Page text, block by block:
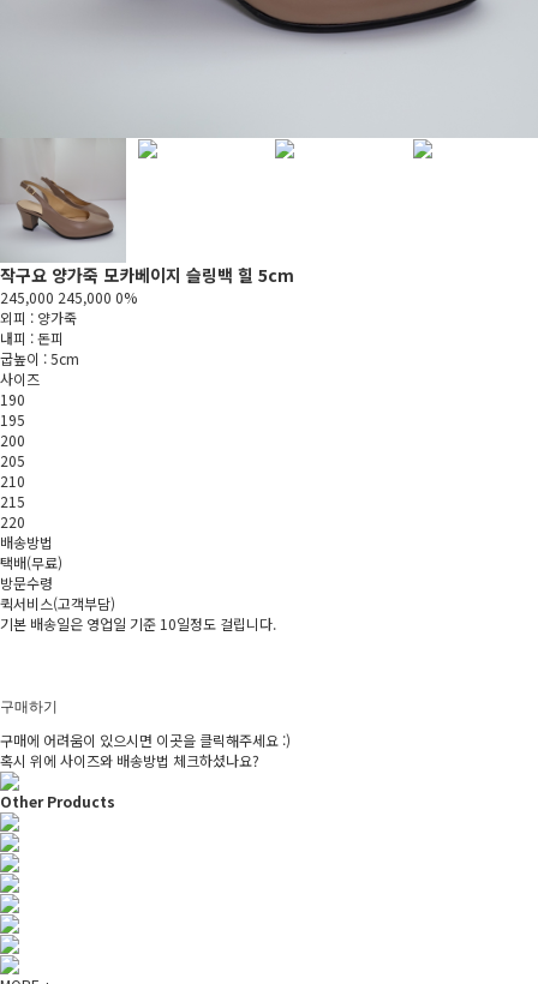
작구요 양가죽 모카베이지 슬링백 힐 5cm
245,000 245,000 0%
외피 : 양가죽
내피 : 돈피
굽높이 : 5cm
사이즈
190
195
200
205
210
215
220
배송방법
택배(무료)
방문수령
퀵서비스(고객부담)
기본 배송일은 영업일 기준 10일정도 걸립니다.
구매하기
구매에 어려움이 있으시면 이곳을 클릭해주세요 :)
혹시 위에 사이즈와 배송방법 체크하셨나요?
Other Products